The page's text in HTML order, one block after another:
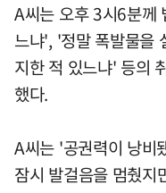
A씨는 오후 3시6분께
느냐', '정말 폭발물을
지한 적 있느냐' 등의
했다.
A씨는 '공권력이 낭비
잠시 발걸음을 멈췄지